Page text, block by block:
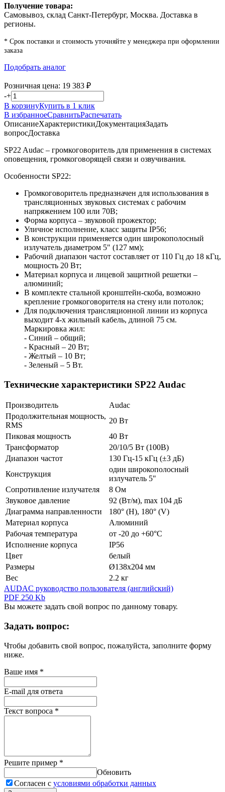
Получение товара:
Самовывоз, склад Санкт-Петербург, Москва. Доставка в
регионы.
* Срок поставки и стоимость уточняйте у менеджера при оформлении
заказа
Подобрать аналог
Розничная цена: 19 383 ₽
-+
В корзинуКупить в 1 клик
В избранноеСравнитьРаспечатать
ОписаниеХарактеристикиДокументацияЗадать
вопросДоставка
SP22 Audac – громкоговоритель для применения в системах
оповещения, громкоговорящей связи и озвучивания.
Особенности SP22:
Громкоговоритель предназначен для использования в
трансляционных звуковых системах с рабочим
напряжением 100 или 70В;
Форма корпуса – звуковой прожектор;
Уличное исполнение, класс защиты IP56;
В конструкции применяется один широкополосный
излучатель диаметром 5" (127 мм);
Рабочий диапазон частот составляет от 110 Гц до 18 кГц,
мощность 20 Вт;
Материал корпуса и лицевой защитной решетки –
алюминий;
В комплекте стальной кронштейн-скоба, возможно
крепление громкоговорителя на стену или потолок;
Для подключения трансляционной линии из корпуса
выходит 4-х жильный кабель, длиной 75 см.
Маркировка жил:
- Синий – общий;
- Красный – 20 Вт;
- Желтый – 10 Вт;
- Зеленый – 5 Вт.
Технические характеристики SP22 Audac
Производитель
Audac
Продолжительная мощность,
RMS
20 Вт
Пиковая мощность
40 Вт
Трансформатор
20/10/5 Вт (100В)
Диапазон частот
130 Гц-15 кГц (±3 дБ)
Конструкция
один широкополосный
излучатель 5"
Сопротивление излучателя
8 Ом
Звуковое давление
92 (Вт/м), max 104 дБ
Диаграмма направленности
180° (H), 180° (V)
Материал корпуса
Алюминий
Рабочая температура
от -20 до +60°C
Исполнение корпуса
IP56
Цвет
белый
Размеры
Ø138х204 мм
Вес
2.2 кг
AUDAC руководство пользователя (английский)
PDF 250 Kb
Вы можете задать свой вопрос по данному товару.
Задать вопрос:
Чтобы добавить свой вопрос, пожалуйста, заполните форму
ниже.
Ваше имя *
E-mail для ответа
Текст вопроса *
Решите пример *
Обновить
Согласен с условиями обработки данных